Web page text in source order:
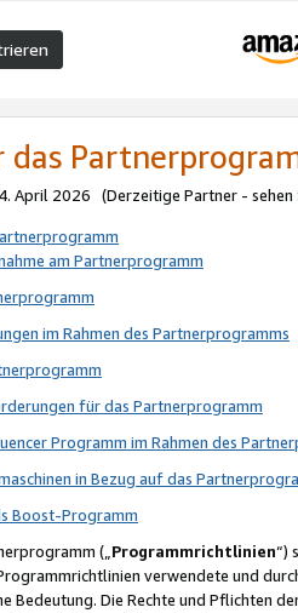
das
April 2026 (Derzeitige Partner - sehen
am Partnerprogramm
im Rahmen des Partnerprogramms
für das Partnerprogramm
Programm im Rahmen des
in Bezug auf das
Boost-Programm
(„Programmrichtlinien“)
verwendete und
Bedeutung. Die Rechte und Pflichten